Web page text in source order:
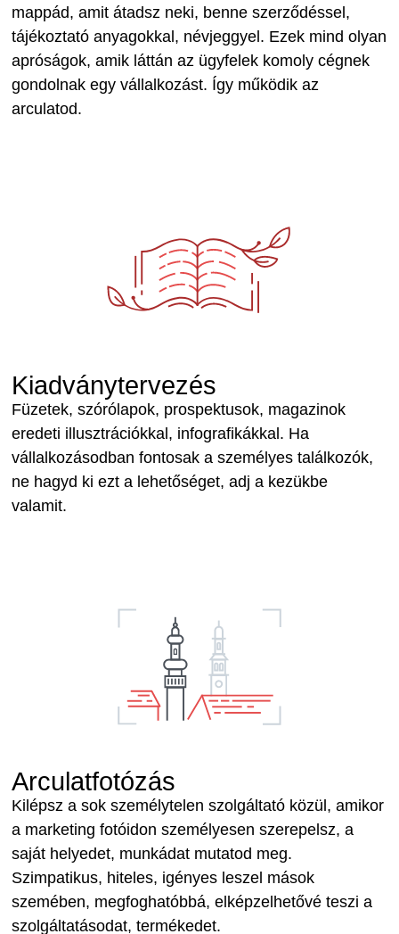
mappád, amit átadsz neki, benne szerződéssel,
tájékoztató anyagokkal, névjeggyel. Ezek mind olyan
apróságok, amik láttán az ügyfelek komoly cégnek
gondolnak egy vállalkozást. Így működik az
arculatod.
Kiadványtervezés
Füzetek, szórólapok, prospektusok, magazinok
eredeti illusztrációkkal, infografikákkal. Ha
vállalkozásodban fontosak a személyes találkozók,
ne hagyd ki ezt a lehetőséget, adj a kezükbe
valamit.
Arculatfotózás
Kilépsz a sok személytelen szolgáltató közül, amikor
a marketing fotóidon személyesen szerepelsz, a
saját helyedet, munkádat mutatod meg.
Szimpatikus, hiteles, igényes leszel mások
szemében, megfoghatóbbá, elképzelhetővé teszi a
szolgáltatásodat, termékedet.